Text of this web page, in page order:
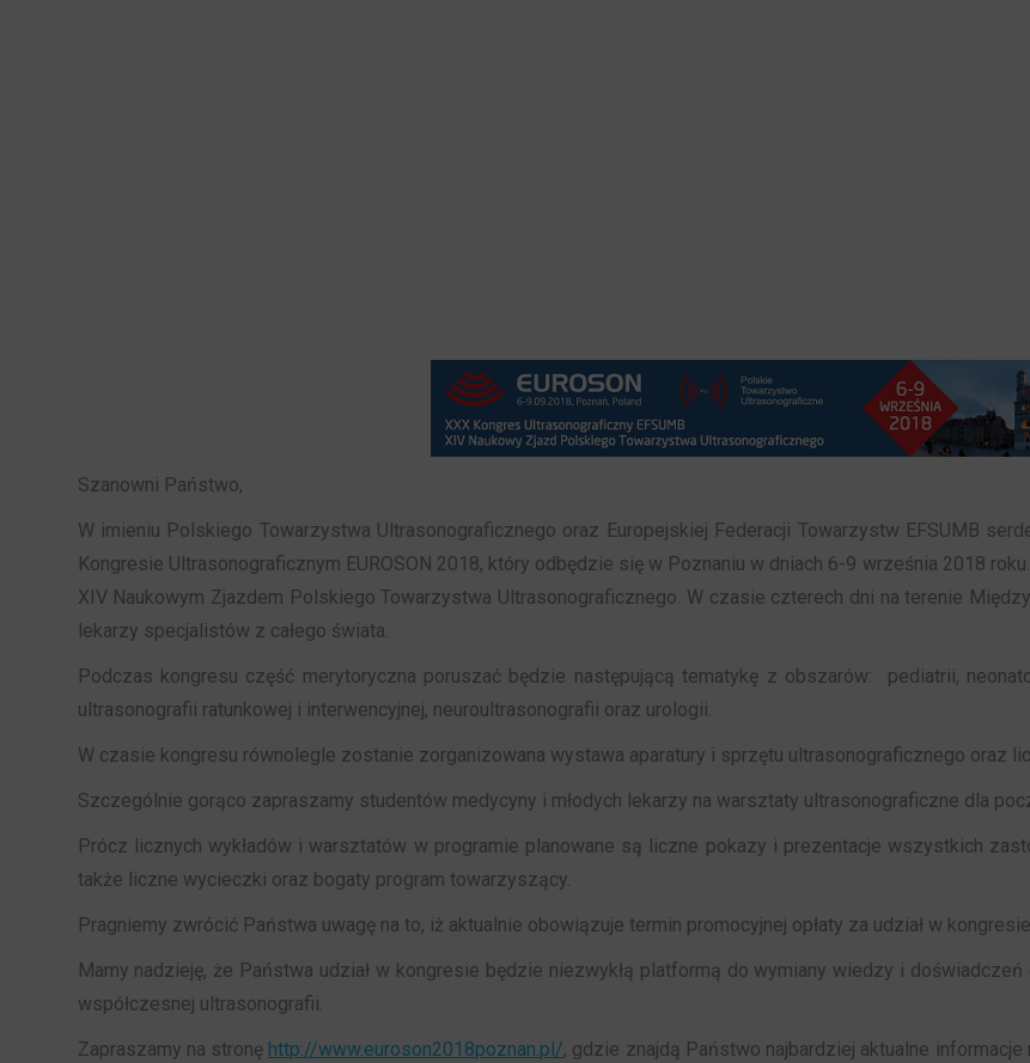
Szanowni Państwo,
W imieniu Polskiego Towarzystwa Ultrasonograficznego oraz Europejskiej Federacji Towarzystw EFSUMB
Kongresie Ultrasonograficznym EUROSON 2018, który odbędzie się w Poznaniu w dniach 6-9 września 2018
XIV Naukowym Zjazdem Polskiego Towarzystwa Ultrasonograficznego. W czasie czterech dni na terenie
lekarzy specjalistów z całego świata.
Podczas kongresu część merytoryczna poruszać będzie następującą tematykę z obszarów: pediatrii,
ultrasonografii ratunkowej i interwencyjnej, neuroultrasonografii oraz urologii.
W czasie kongresu równolegle zostanie zorganizowana wystawa aparatury i sprzętu ultrasonograficznego oraz
Szczególnie gorąco zapraszamy studentów medycyny i młodych lekarzy na warsztaty ultrasonograficzne dla
Prócz licznych wykładów i warsztatów w programie planowane są liczne pokazy i prezentacje wszystkich
także liczne wycieczki oraz bogaty program towarzyszący.
Pragniemy zwrócić Państwa uwagę na to, iż aktualnie obowiązuje termin promocyjnej opłaty za udział w
Mamy nadzieję, że Państwa udział w kongresie będzie niezwykłą platformą do wymiany wiedzy i
współczesnej ultrasonografii.
Zapraszamy na stronę http://www.euroson2018poznan.pl/, gdzie znajdą Państwo najbardziej aktualne